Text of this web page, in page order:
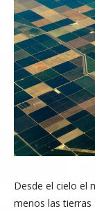
Desde el cielo el
menos las tierras